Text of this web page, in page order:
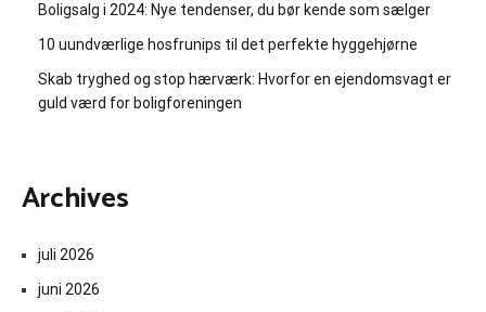
Boligsalg i 2024: Nye tendenser, du bør kende som sælger
10 uundværlige hosfrunips til det perfekte hyggehjørne
Skab tryghed og stop hærværk: Hvorfor en ejendomsvagt er
guld værd for boligforeningen
Archives
juli 2026
juni 2026